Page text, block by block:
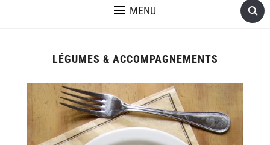
MENU
LÉGUMES & ACCOMPAGNEMENTS